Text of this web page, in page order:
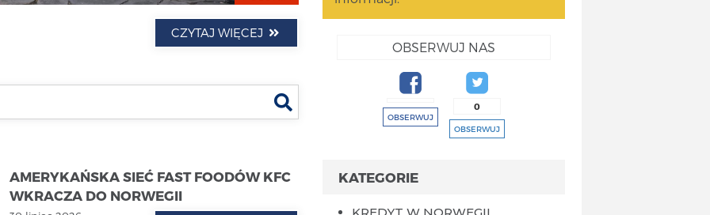
CZYTAJ WIĘCEJ
AMERYKAŃSKA SIEĆ FAST FOODÓW KFC
WKRACZA DO NORWEGII
OBSERWUJ NAS
OBSERWUJ
0
OBSERWUJ
KATEGORIE